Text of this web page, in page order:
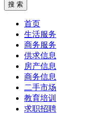
首页
生活服务
商务服务
供求信息
房产信息
商务信息
二手市场
教育培训
求职招聘